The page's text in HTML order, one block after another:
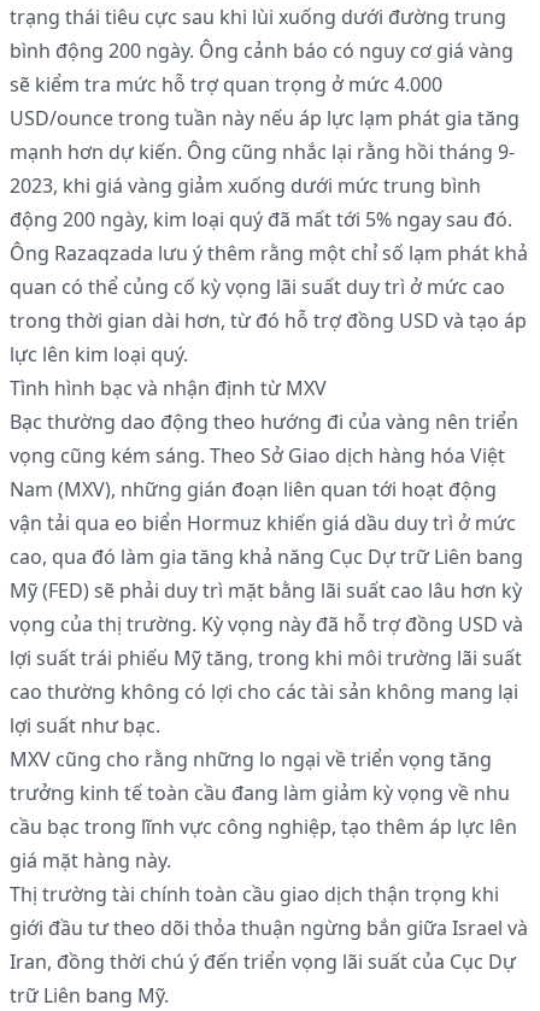
trạng thái tiêu cực sau khi lùi xuống dưới đường trung
bình động 200 ngày. Ông cảnh báo có nguy cơ giá vàng
sẽ kiểm tra mức hỗ trợ quan trọng ở mức 4.000
USD/ounce trong tuần này nếu áp lực lạm phát gia tăng
mạnh hơn dự kiến. Ông cũng nhắc lại rằng hồi tháng 9-
2023, khi giá vàng giảm xuống dưới mức trung bình
động 200 ngày, kim loại quý đã mất tới 5% ngay sau đó.
Ông Razaqzada lưu ý thêm rằng một chỉ số lạm phát khả
quan có thể củng cố kỳ vọng lãi suất duy trì ở mức cao
trong thời gian dài hơn, từ đó hỗ trợ đồng USD và tạo áp
lực lên kim loại quý.
Tình hình bạc và nhận định từ MXV
Bạc thường dao động theo hướng đi của vàng nên triển
vọng cũng kém sáng. Theo Sở Giao dịch hàng hóa Việt
Nam (MXV), những gián đoạn liên quan tới hoạt động
vận tải qua eo biển Hormuz khiến giá dầu duy trì ở mức
cao, qua đó làm gia tăng khả năng Cục Dự trữ Liên bang
Mỹ (FED) sẽ phải duy trì mặt bằng lãi suất cao lâu hơn kỳ
vọng của thị trường. Kỳ vọng này đã hỗ trợ đồng USD và
lợi suất trái phiếu Mỹ tăng, trong khi môi trường lãi suất
cao thường không có lợi cho các tài sản không mang lại
lợi suất như bạc.
MXV cũng cho rằng những lo ngại về triển vọng tăng
trưởng kinh tế toàn cầu đang làm giảm kỳ vọng về nhu
cầu bạc trong lĩnh vực công nghiệp, tạo thêm áp lực lên
giá mặt hàng này.
Thị trường tài chính toàn cầu giao dịch thận trọng khi
giới đầu tư theo dõi thỏa thuận ngừng bắn giữa Israel và
Iran, đồng thời chú ý đến triển vọng lãi suất của Cục Dự
trữ Liên bang Mỹ.